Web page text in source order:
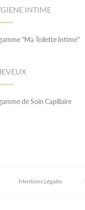
INTIME
"Ma Toilette Intime"
de Soin Capillaire
Mentions Légales